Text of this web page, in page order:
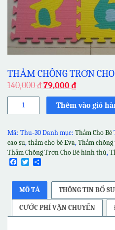
THẢM CHỐNG TRƠN
140,000₫ 79,000 ₫
Thảm
Cho
Bé
hình
thú
lượng
Thêm vào giỏ
Mã: Thu-30Danh mục: Thảm Cho Bé
cao su,thảm cho bé Eva,Thảm
Thảm Chống Trơn Cho Bé hình thú,
Facebook
Twitter
MÔ TẢ THÔNG TIN BỔ
CƯỚC PHÍ VẬN CHUYỂN